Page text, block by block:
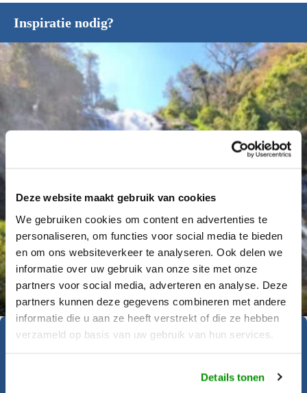
Deze website maakt gebruik van cookies
We gebruiken cookies om content en advertenties te
personaliseren, om functies voor social media te bieden
en om ons websiteverkeer te analyseren. Ook delen we
informatie over uw gebruik van onze site met onze
partners voor social media, adverteren en analyse. Deze
partners kunnen deze gegevens combineren met andere
informatie die u aan ze heeft verstrekt of die ze hebben
verzameld op basis van uw gebruik van hun services.
Details tonen
Inspiratie nodig?
Déanne Wetzels